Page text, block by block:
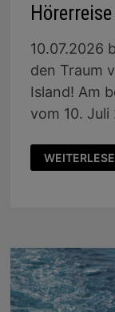
10.07.2026
den Traum
Island! Am
vom 10.
HÖRERREISE
2026:
RUND